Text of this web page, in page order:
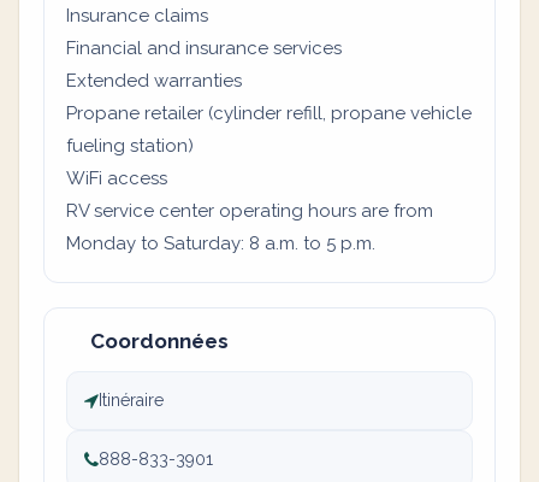
Insurance claims
Financial and insurance services
Extended warranties
Propane retailer (cylinder refill, propane vehicle
fueling station)
WiFi access
RV service center operating hours are from
Monday to Saturday: 8 a.m. to 5 p.m.
Coordonnées
Itinéraire
888-833-3901